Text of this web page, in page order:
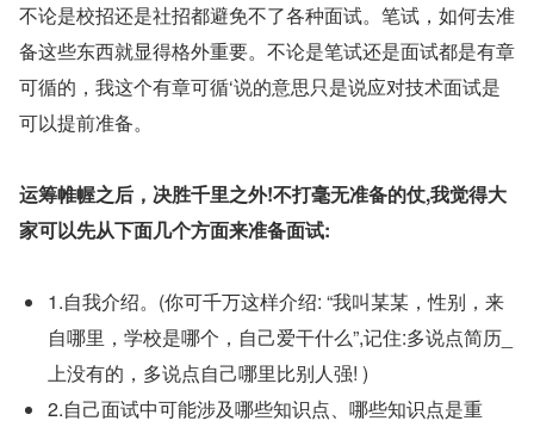
不论是校招还是社招都避免不了各种面试。笔试，如何去准
备这些东西就显得格外重要。不论是笔试还是面试都是有章
可循的，我这个有章可循‘说的意思只是说应对技术面试是
可以提前准备。
运筹帷幄之后，决胜千里之外!不打毫无准备的仗,我觉得大
家可以先从下面几个方面来准备面试:
1.自我介绍。(你可千万这样介绍: “我叫某某，性别，来
自哪里，学校是哪个，自己爱干什么”,记住:多说点简历_
上没有的，多说点自己哪里比别人强! )
2.自己面试中可能涉及哪些知识点、哪些知识点是重